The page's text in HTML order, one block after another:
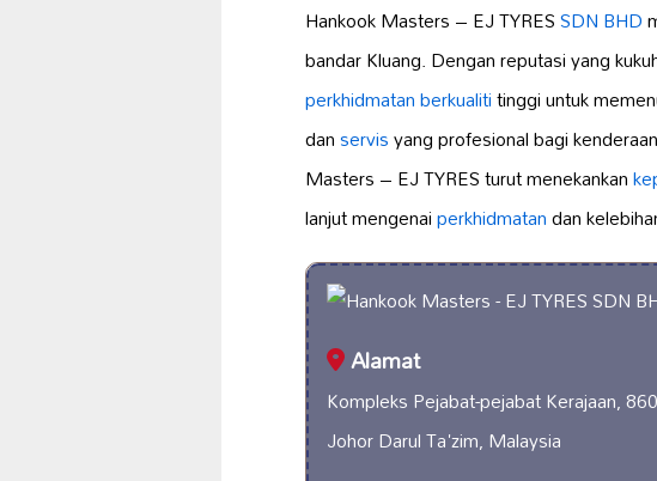
Hankook Masters – EJ TYRESSDN BHD
bandar Kluang. Dengan reputasi yang
perkhidmatan berkualititinggi untuk
danservisyang profesional bagi
Masters – EJ TYRES turut menekankan
lanjut mengenaiperkhidmatandan
Alamat
Kompleks Pejabat-pejabat Kerajaan,
Johor Darul Ta'zim, Malaysia